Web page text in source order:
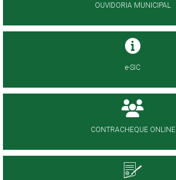
OUVIDORIA MUNICIPAL
e-SIC
CONTRACHEQUE ONLINE